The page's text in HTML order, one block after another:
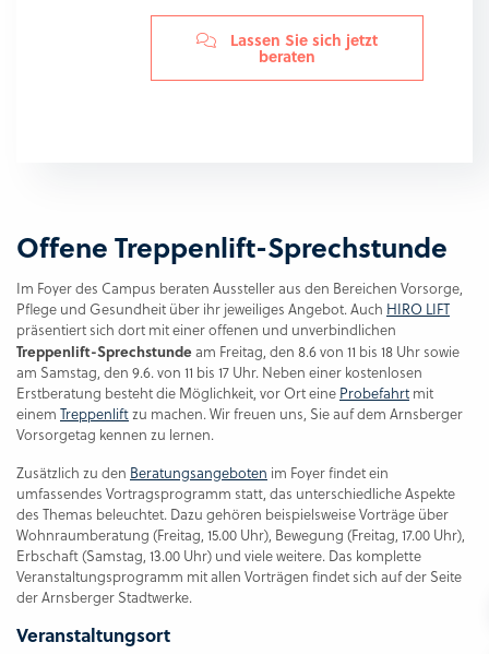
Lassen Sie sich jetzt
beraten
Offene Treppenlift-Sprechstunde
Im Foyer des Campus beraten Aussteller aus den Bereichen Vorsorge,
Pflege und Gesundheit über ihr jeweiliges Angebot. Auch HIRO LIFT
präsentiert sich dort mit einer offenen und unverbindlichen
Treppenlift-Sprechstundeam Freitag, den 8.6 von 11 bis 18 Uhr sowie
am Samstag, den 9.6. von 11 bis 17 Uhr. Neben einer kostenlosen
Erstberatung besteht die Möglichkeit, vor Ort eine Probefahrt mit
einem Treppenliftzu machen. Wir freuen uns, Sie auf dem Arnsberger
Vorsorgetag kennen zu lernen.
Zusätzlich zu den Beratungsangeboten im Foyer findet ein
umfassendes Vortragsprogramm statt, das unterschiedliche Aspekte
des Themas beleuchtet. Dazu gehören beispielsweise Vorträge über
Wohnraumberatung (Freitag, 15.00 Uhr), Bewegung (Freitag, 17.00 Uhr),
Erbschaft (Samstag, 13.00 Uhr) und viele weitere. Das komplette
Veranstaltungsprogramm mit allen Vorträgen findet sich auf der Seite
der Arnsberger Stadtwerke.
Veranstaltungsort